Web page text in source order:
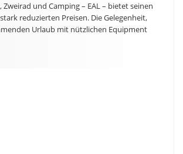
und Camping – EAL – bietet seinen
reduzierten Preisen. Die Gelegenheit,
Urlaub mit nützlichen Equipment